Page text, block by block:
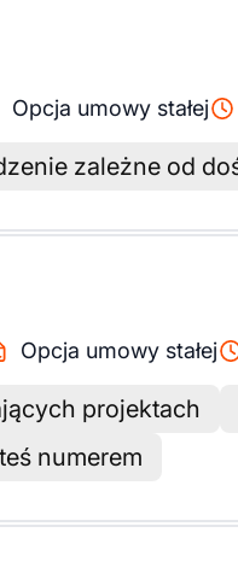
Opcja umowy stałej
zależne od
Opcja umowy stałej
projektach
numerem